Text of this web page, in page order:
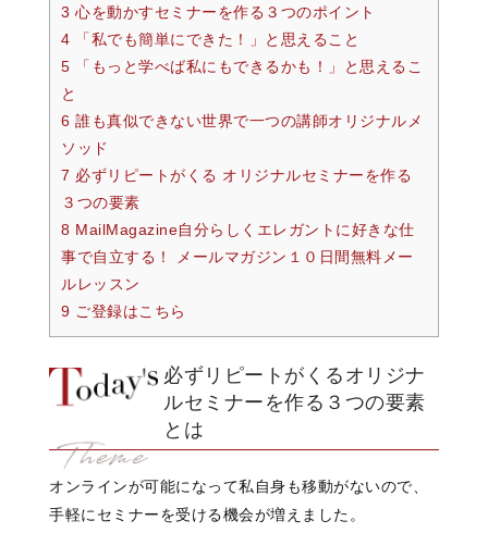
3 心を動かすセミナーを作る３つのポイント
4 「私でも簡単にできた！」と思えること
5 「もっと学べば私にもできるかも！」と思えるこ
と
6 誰も真似できない世界で一つの講師オリジナルメ
ソッド
7 必ずリピートがくる オリジナルセミナーを作る
３つの要素
8 MailMagazine自分らしくエレガントに好きな仕
事で自立する！ メールマガジン１０日間無料メー
ルレッスン
9 ご登録はこちら
必ずリピートがくるオリジナ
ルセミナーを作る３つの要素
とは
オンラインが可能になって私自身も移動がないので、
手軽にセミナーを受ける機会が増えました。